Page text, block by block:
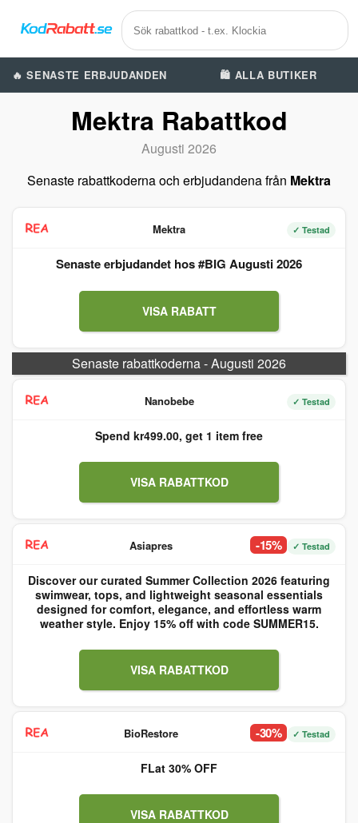
🔥 SENASTE ERBJUDANDEN 🛍️ ALLA BUTIKER
Mektra Rabattkod
Augusti 2026
Senaste rabattkoderna och erbjudandena från Mektra
Mektra ✓ Testad
Senaste erbjudandet hos #BIG Augusti 2026
VISA RABATT
Senaste rabattkoderna - Augusti 2026
Nanobebe ✓ Testad
Spend kr499.00, get 1 item free
VISA RABATTKOD
Asiapres -15% ✓ Testad
Discover our curated Summer Collection 2026 featuring
swimwear, tops, and lightweight seasonal essentials
designed for comfort, elegance, and effortless warm
weather style. Enjoy 15% off with code SUMMER15.
VISA RABATTKOD
BioRestore -30% ✓ Testad
FLat 30% OFF
VISA RABATTKOD